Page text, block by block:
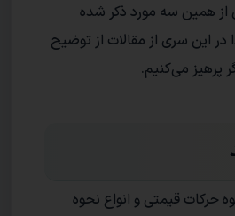
از همین سه مورد ذکر شده
در این سری از مقالات از توضیح
پرهیز می‌کنیم.
حرکات قیمتی و انواع نحوه